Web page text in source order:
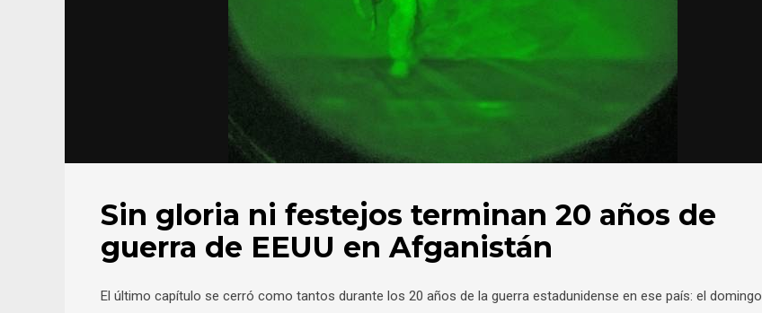
Sin gloria ni festejos terminan 20 años de
guerra de EEUU en Afganistán
El último capítulo se cerró como tantos durante los 20 años de la guerra estadunidense en ese país: el domingo